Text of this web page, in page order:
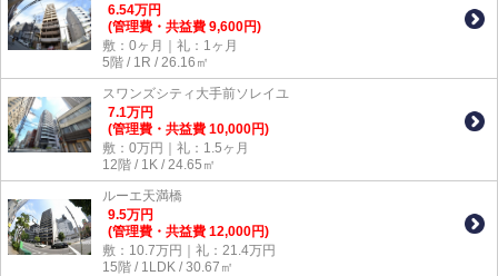
6.54万円
(管理費・共益費 9,600円)
敷：0ヶ月｜礼：1ヶ月
5階 / 1R / 26.16㎡
スワンズシティ大手前ソレイユ
7.1万円
(管理費・共益費 10,000円)
敷：0万円｜礼：1.5ヶ月
12階 / 1K / 24.65㎡
ルーエ天満橋
9.5万円
(管理費・共益費 12,000円)
敷：10.7万円｜礼：21.4万円
15階 / 1LDK / 30.67㎡